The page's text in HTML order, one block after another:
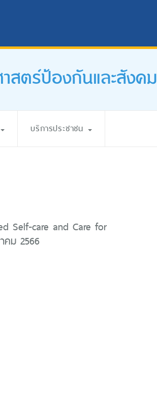
าสตร์ป้องกันและสังคม
บริการประชาชน
Self-care and Care for
คม 2566